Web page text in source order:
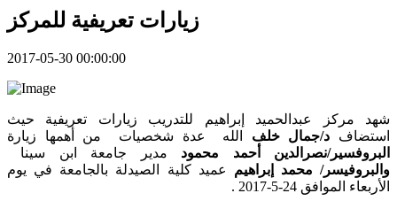
زيارات تعريفية للمركز
2017-05-30 00:00:00
شهد مركز عبدالحميد إبراهيم للتدريب زيارات تعريفية حيث
استضاف د/جمال خلف الله عدة شخصيات
من أهمها زيارة
البروفسير/نصرالدين أحمد محمود مدير جامعة ابن سينا
والبروفيسر/ محمد إبراهيم عميد كلية الصيدلة بالجامعة في يوم
الأربعاء الموافق 24-5-2017 .